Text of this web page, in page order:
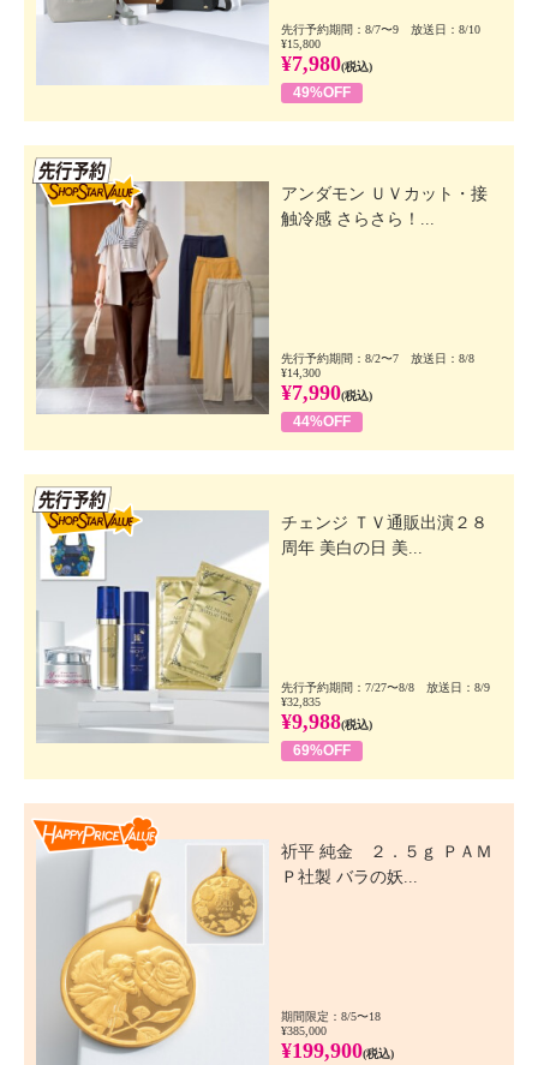
先行予約期間：8/7〜9 放送日：8/10
¥15,800
¥7,980(税込)
49%OFF
アンダモン ＵＶカット・接
触冷感 さらさら！...
先行予約期間：8/2〜7 放送日：8/8
¥14,300
¥7,990(税込)
44%OFF
チェンジ ＴＶ通販出演２８
周年 美白の日 美...
先行予約期間：7/27〜8/8 放送日：8/9
¥32,835
¥9,988(税込)
69%OFF
祈平 純金 ２．５ｇ ＰＡＭ
Ｐ社製 バラの妖...
期間限定：8/5〜18
¥385,000
¥199,900(税込)